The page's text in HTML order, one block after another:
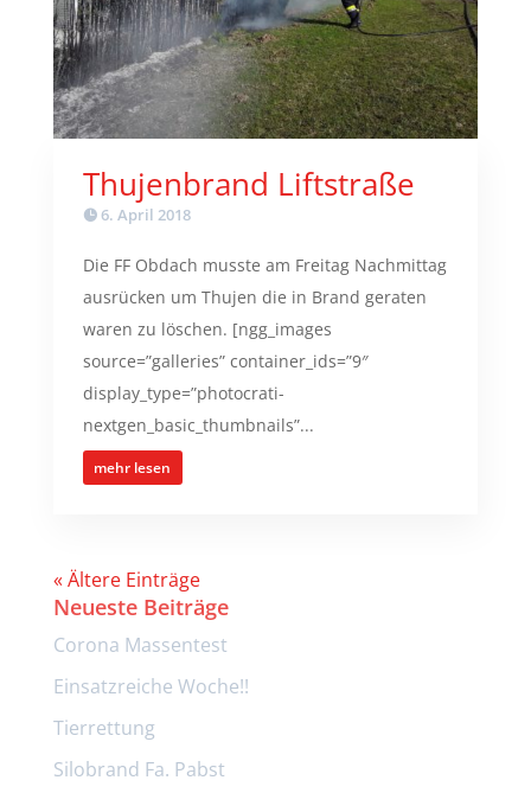
Thujenbrand Liftstraße
6. April 2018
Die FF Obdach musste am Freitag Nachmittag
ausrücken um Thujen die in Brand geraten
waren zu löschen. [ngg_images
source=”galleries” container_ids=”9″
display_type=”photocrati-
nextgen_basic_thumbnails”...
mehr lesen
« Ältere Einträge
Neueste Beiträge
Corona Massentest
Einsatzreiche Woche!!
Tierrettung
Silobrand Fa. Pabst